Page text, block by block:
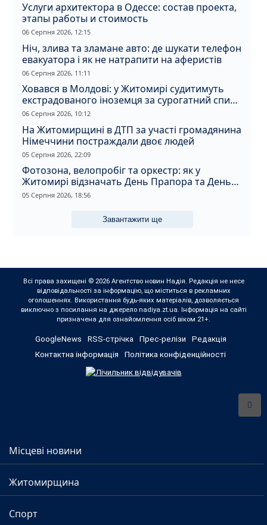
Услуги архитектора в Одессе: состав проекта,
этапы работы и стоимость
06 Серпня 2026, 12:15
Ніч, злива та зламане авто: де шукати телефон
евакуатора і як не натрапити на аферистів
06 Серпня 2026, 11:11
Ховався в Молдові: у Житомирі судитимуть
екстрадованого іноземця за сурогатний спирт
і відмивання грошей
06 Серпня 2026, 10:12
На Житомирщині в ДТП за участі громадянина
Німеччини постраждали двоє людей
05 Серпня 2026, 22:09
Фотозона, велопробіг та оркестр: як у
Житомирі відзначать День Прапора та День
Незалежності
05 Серпня 2026, 18:56
Завантажити ще
Всі права захищені © 2026 Агентство новин Надія. Редакція не несе
відповідальності за інформацію, що міститься в рекламних
оголошеннях. Використання будь-яких матеріалів, дозволяється
виключно з посилання на джерело nadiya.zt.ua. Інформація на сайті
призначена для ознайомлення осіб віком 21+.
GoogleNews RSS-стрічка Прес-релізи
Редакція
Контактна інформація
Політика конфіденційності
Місцеві новини
Житомирщина
Спорт